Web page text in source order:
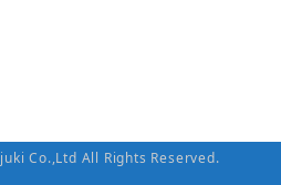
Co.,Ltd All Rights Reserved.